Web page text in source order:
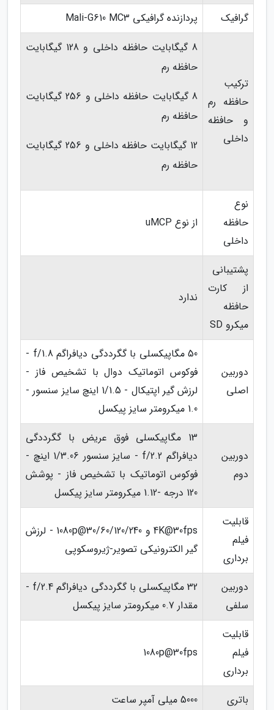
گرافیک
پردازنده گرافیکی Mali-G610 MC3
ترکیب
حافظه رم
و حافظه
داخلی
8 گیگابایت حافظه داخلی و 128 گیگابایت
حافظه رم
8 گیگابایت حافظه داخلی و 256 گیگابایت
حافظه رم
12 گیگابایت حافظه داخلی و 256 گیگابایت
حافظه رم
نوع
حافظه
داخلی
از نوع uMCP
پشتیبانی
از کارت
حافظه
میکرو SD
ندارد
دوربین
اصلی
50 مگاپیکسلی با گگرددگی دیافراگم f/1.8 -
فوکوس اتوماتیک دوال با تشخیص فاز -
لرزش گیر اپتیکال - 1/1.5 اینچ سایز سنسور -
1.0 میکرومتر سایز پیکسل
دوربین
دوم
13 مگاپیکسلی فوق عریض با گگرددگی
دیافراگم f/2.2 - سایز سنسور 1/3.06 اینچ -
فوکوس اتوماتیک با تشخیص فاز - پوشش
120 درجه -1.12 میکرومتر سایز پیکسل
قابلیت
فیلم
برداری
4K@30fps و 1080p@30/60/120/240 - لرزش
گیر الکترونیکی تصویر-ژیروسکوپی
دوربین
سلفی
32 مگاپیکسلی با گگرددگی دیافراگم f/2.4 -
مقدار 0.7 میکرومتر سایز پیکسل
قابلیت
فیلم
برداری
1080p@30fps
باتری 5000 میلی آمپر ساعت